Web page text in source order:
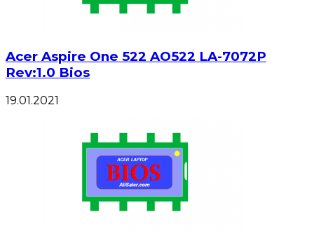
Acer Aspire One 522 AO522 LA-7072P
Rev:1.0 Bios
19.01.2021